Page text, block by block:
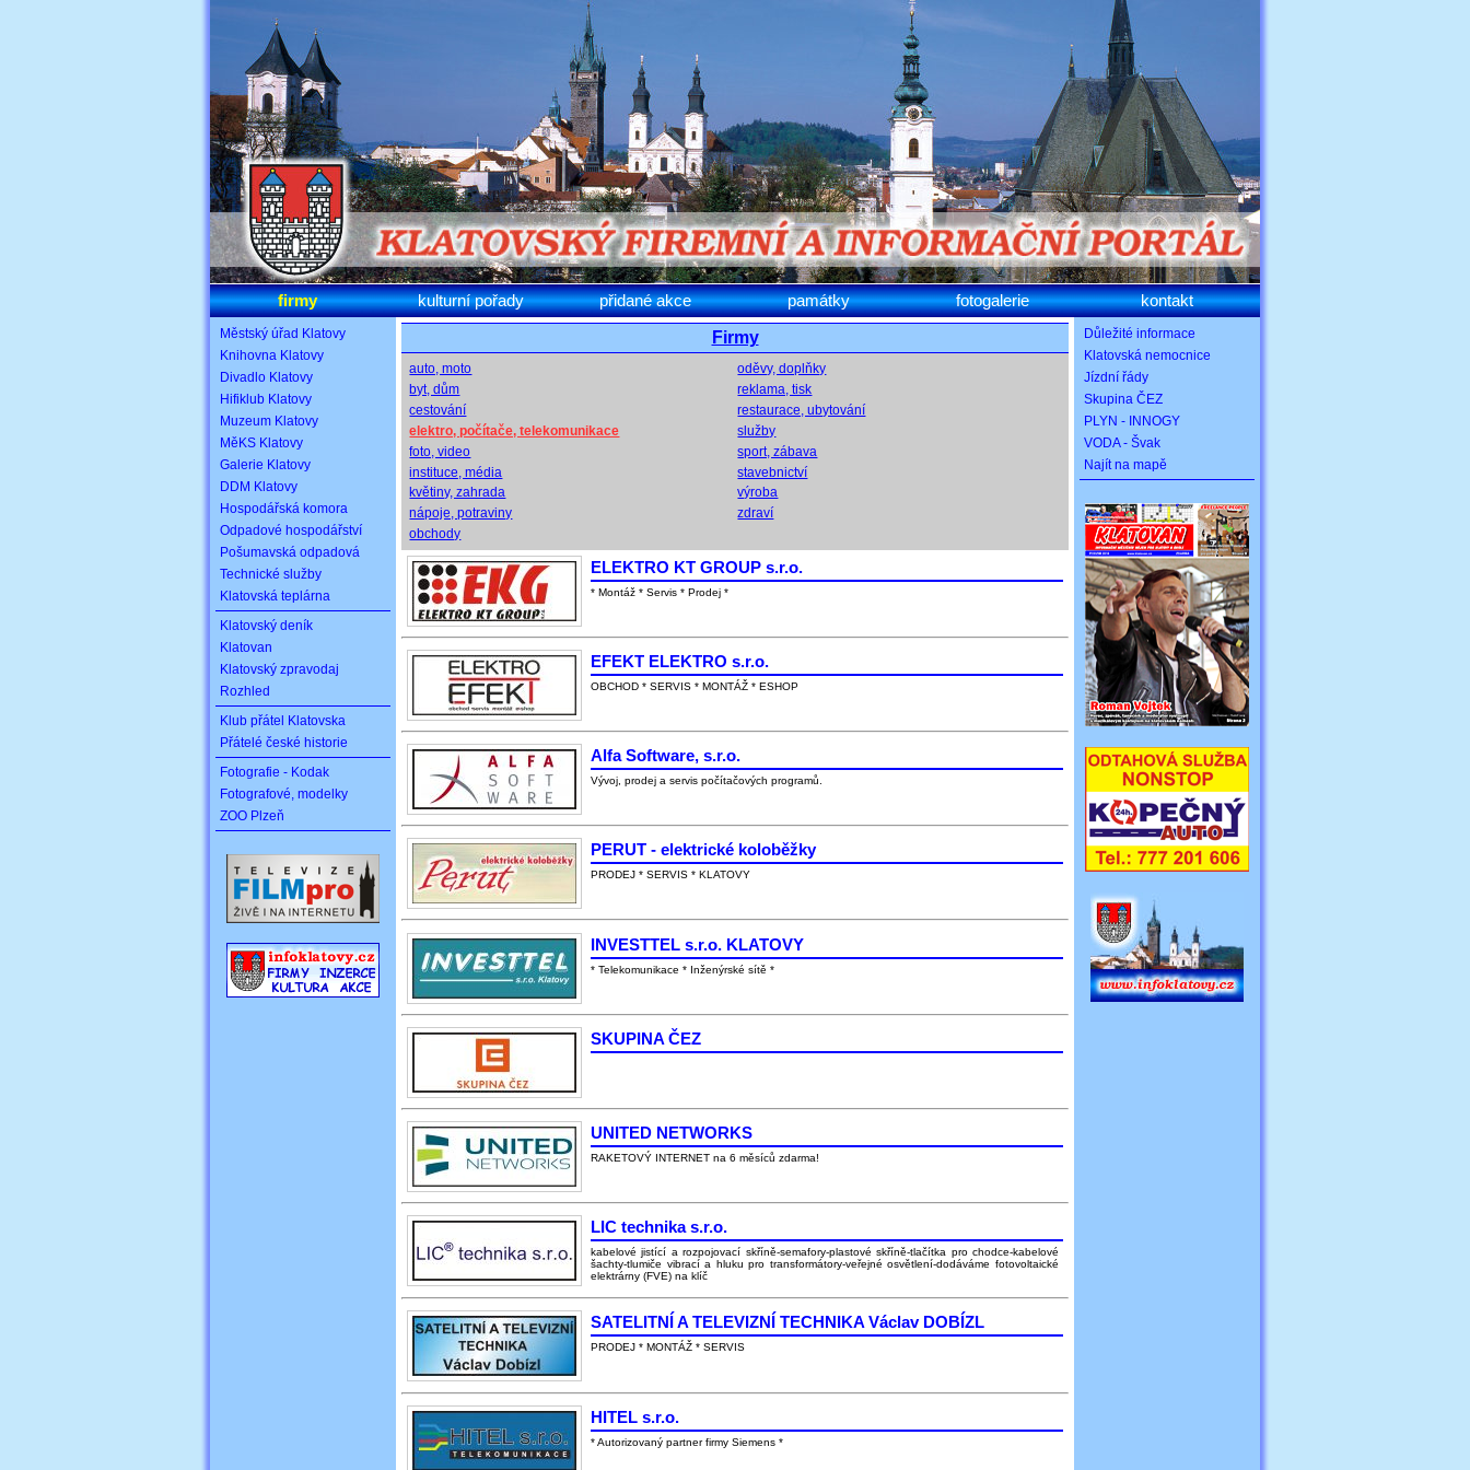
firmy kulturní pořady přidané akce památky fotogalerie kontakt
Městský úřad Klatovy
Knihovna Klatovy
Divadlo Klatovy
Hifiklub Klatovy
Muzeum Klatovy
MěKS Klatovy
Galerie Klatovy
DDM Klatovy
Hospodářská komora
Odpadové hospodářství
Pošumavská odpadová
Technické služby
Klatovská teplárna
Klatovský deník
Klatovan
Klatovský zpravodaj
Rozhled
Klub přátel Klatovska
Přátelé české historie
Fotografie - Kodak
Fotografové, modelky
ZOO Plzeň
Firmy
auto, moto
byt, dům
cestování
elektro, počítače, telekomunikace
foto, video
instituce, média
květiny, zahrada
nápoje, potraviny
obchody
oděvy, doplňky
reklama, tisk
restaurace, ubytování
služby
sport, zábava
stavebnictví
výroba
zdraví
ELEKTRO KT GROUP s.r.o.
* Montáž * Servis * Prodej *
EFEKT ELEKTRO s.r.o.
OBCHOD * SERVIS * MONTÁŽ * ESHOP
Alfa Software, s.r.o.
Vývoj, prodej a servis počítačových programů.
PERUT - elektrické koloběžky
PRODEJ * SERVIS * KLATOVY
INVESTTEL s.r.o. KLATOVY
* Telekomunikace * Inženýrské sítě *
SKUPINA ČEZ
UNITED NETWORKS
RAKETOVÝ INTERNET na 6 měsíců zdarma!
LIC technika s.r.o.
kabelové jistící a rozpojovací skříně-semafory-plastové skříně-tlačítka pro chodce-kabelové
šachty-tlumiče vibrací a hluku pro transformátory-veřejné osvětlení-dodáváme fotovoltaické
elektrárny (FVE) na klíč
SATELITNÍ A TELEVIZNÍ TECHNIKA Václav DOBÍZL
PRODEJ * MONTÁŽ * SERVIS
HITEL s.r.o.
* Autorizovaný partner firmy Siemens *
Důležité informace
Klatovská nemocnice
Jízdní řády
Skupina ČEZ
PLYN - INNOGY
VODA - Švak
Najít na mapě